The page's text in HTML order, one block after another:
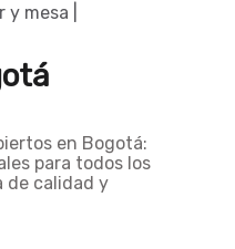
y mesa
en Bogotá:
para todos los
de calidad y